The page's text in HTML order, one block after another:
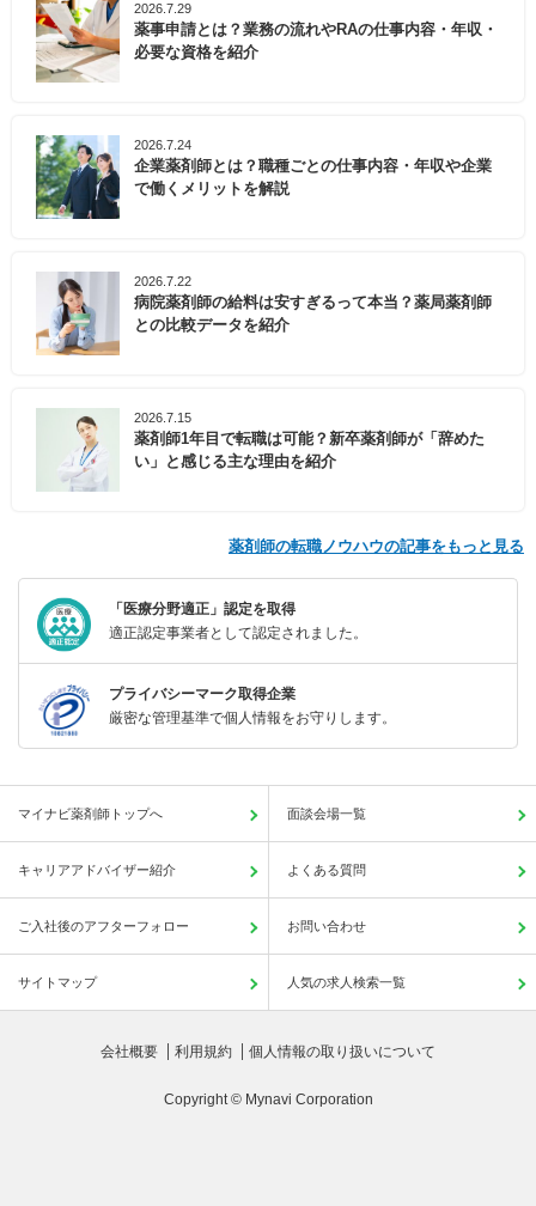
2026.7.29
薬事申請とは？業務の流れやRAの仕事内容・年収・
必要な資格を紹介
2026.7.24
企業薬剤師とは？職種ごとの仕事内容・年収や企業
で働くメリットを解説
2026.7.22
病院薬剤師の給料は安すぎるって本当？薬局薬剤師
との比較データを紹介
2026.7.15
薬剤師1年目で転職は可能？新卒薬剤師が「辞めた
い」と感じる主な理由を紹介
薬剤師の転職ノウハウの記事をもっと見る
「医療分野適正」認定を取得
適正認定事業者として認定されました。
プライバシーマーク取得企業
厳密な管理基準で個人情報をお守りします。
マイナビ薬剤師トップへ 面談会場一覧
キャリアアドバイザー紹介 よくある質問
ご入社後のアフターフォロー お問い合わせ
サイトマップ 人気の求人検索一覧
会社概要 利用規約 個人情報の取り扱いについて
Copyright © Mynavi Corporation